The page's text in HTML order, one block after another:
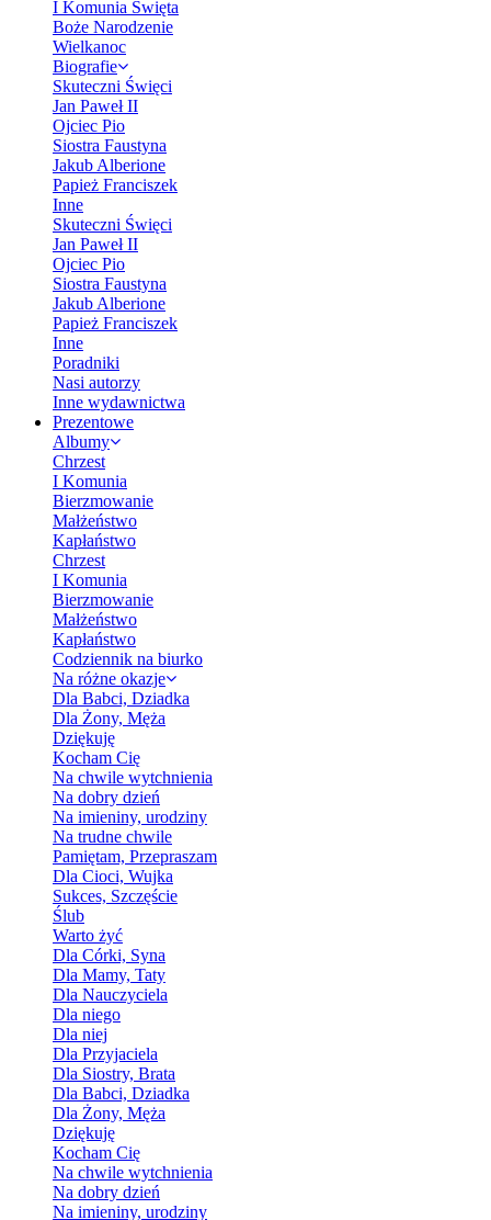
I Komunia Święta
Boże Narodzenie
Wielkanoc
Biografie
Skuteczni Święci
Jan Paweł II
Ojciec Pio
Siostra Faustyna
Jakub Alberione
Papież Franciszek
Inne
Skuteczni Święci
Jan Paweł II
Ojciec Pio
Siostra Faustyna
Jakub Alberione
Papież Franciszek
Inne
Poradniki
Nasi autorzy
Inne wydawnictwa
Prezentowe
Albumy
Chrzest
I Komunia
Bierzmowanie
Małżeństwo
Kapłaństwo
Chrzest
I Komunia
Bierzmowanie
Małżeństwo
Kapłaństwo
Codziennik na biurko
Na różne okazje
Dla Babci, Dziadka
Dla Żony, Męża
Dziękuję
Kocham Cię
Na chwile wytchnienia
Na dobry dzień
Na imieniny, urodziny
Na trudne chwile
Pamiętam, Przepraszam
Dla Cioci, Wujka
Sukces, Szczęście
Ślub
Warto żyć
Dla Córki, Syna
Dla Mamy, Taty
Dla Nauczyciela
Dla niego
Dla niej
Dla Przyjaciela
Dla Siostry, Brata
Dla Babci, Dziadka
Dla Żony, Męża
Dziękuję
Kocham Cię
Na chwile wytchnienia
Na dobry dzień
Na imieniny, urodziny